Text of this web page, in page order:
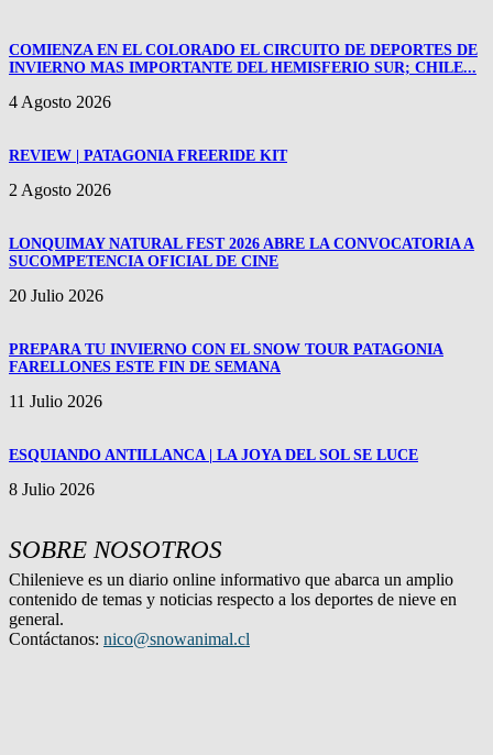
COMIENZA EN EL COLORADO EL CIRCUITO DE DEPORTES DE
INVIERNO MAS IMPORTANTE DEL HEMISFERIO SUR; CHILE...
4 Agosto 2026
REVIEW | PATAGONIA FREERIDE KIT
2 Agosto 2026
LONQUIMAY NATURAL FEST 2026 ABRE LA CONVOCATORIA A
SUCOMPETENCIA OFICIAL DE CINE
20 Julio 2026
PREPARA TU INVIERNO CON EL SNOW TOUR PATAGONIA
FARELLONES ESTE FIN DE SEMANA
11 Julio 2026
ESQUIANDO ANTILLANCA | LA JOYA DEL SOL SE LUCE
8 Julio 2026
SOBRE NOSOTROS
Chilenieve es un diario online informativo que abarca un amplio
contenido de temas y noticias respecto a los deportes de nieve en
general.
Contáctanos: nico@snowanimal.cl